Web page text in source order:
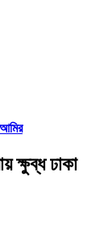
ক্ষুব্ধ ঢাকা